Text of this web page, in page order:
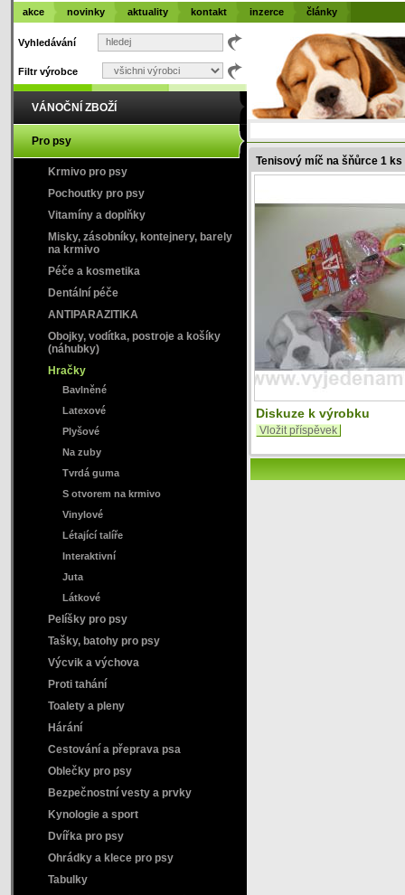
Tenisový míč na šňůrce 1 ks
Diskuze k výrobku
Vložit příspěvek
Vyhledávání
Filtr výrobce
VÁNOČNÍ ZBOŽÍ
Pro psy
Krmivo pro psy
Pochoutky pro psy
Vitamíny a doplňky
Misky, zásobníky, kontejnery, barely
na krmivo
Péče a kosmetika
Dentální péče
ANTIPARAZITIKA
Obojky, vodítka, postroje a košíky
(náhubky)
Hračky
Bavlněné
Latexové
Plyšové
Na zuby
Tvrdá guma
S otvorem na krmivo
Vinylové
Létající talíře
Interaktivní
Juta
Látkové
Pelíšky pro psy
Tašky, batohy pro psy
Výcvik a výchova
Proti tahání
Toalety a pleny
Hárání
Cestování a přeprava psa
Oblečky pro psy
Bezpečnostní vesty a prvky
Kynologie a sport
Dvířka pro psy
Ohrádky a klece pro psy
Tabulky
akce novinky aktuality kontakt inzerce články